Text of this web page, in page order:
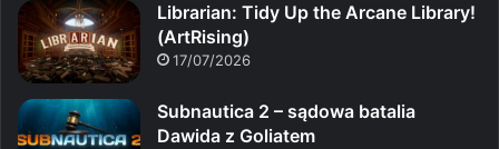
Librarian: Tidy Up the Arcane Library!
(ArtRising)
17/07/2026
Subnautica 2 – sądowa batalia
Dawida z Goliatem